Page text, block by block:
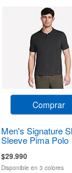
Comprar
Men's Signature
Sleeve Pima Polo
$29.990
Disponible en 3 colores